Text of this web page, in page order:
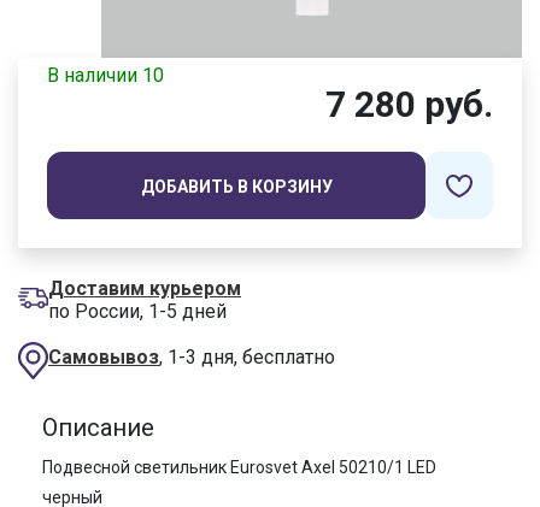
В наличии 10
7 280 руб.
ДОБАВИТЬ В КОРЗИНУ
Доставим курьером
по России, 1-5 дней
Самовывоз, 1-3 дня, бесплатно
Описание
Подвесной светильник Eurosvet Axel 50210/1 LED
черный